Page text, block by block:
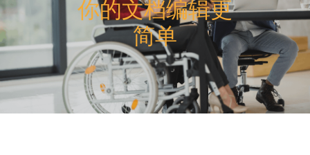
你的文档编辑更
简单